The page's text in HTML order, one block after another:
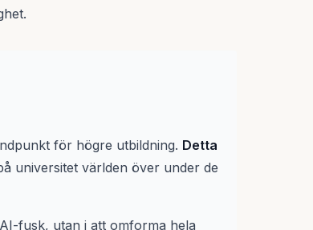
för högre utbildning. Detta
universitet världen över under de
fusk, utan i att omforma hela